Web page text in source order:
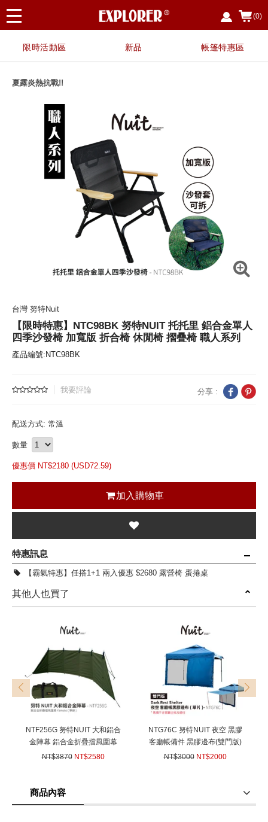
(0)
限時活動區 新品 帳篷特惠區
夏露炎熱抗戰!!
台灣 努特Nuit
【限時特惠】NTC98BK 努特NUIT 托托里 鋁合金單人
四季沙發椅 加寬版 折合椅 休閒椅 摺疊椅 職人系列
產品編號:NTC98BK
我要評論 分享 :
配送方式: 常溫
數量
優惠價 NT$2180 (USD72.59)
加入購物車
特惠訊息
【霸氣特惠】任搭1+1 兩入優惠 $2680 露營椅 蛋捲桌
其他人也買了
NTF256G 努特NUIT 大和鋁合
金陣幕 鋁合金折疊擋風圍幕
Yamato (軍綠) 折疊擋風圍幕
NT$3870 NT$2580
NTG76C 努特NUIT 夜空 黑膠
客廳帳備件 黑膠邊布(雙門版)
單片 適用NTG76 NTG11 27秒
NT$3000 NT$2000
prev next
商品內容